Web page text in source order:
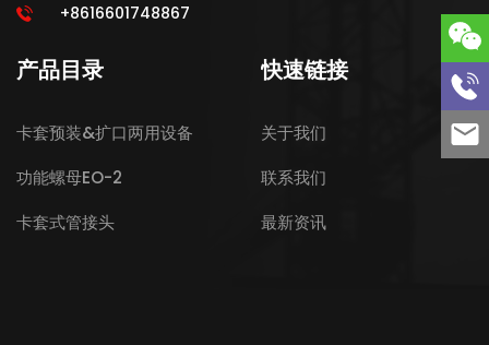
+8616601748867
产品目录
卡套预装&扩口两用设备
功能螺母EO-2
卡套式管接头
快速链接
关于我们
联系我们
最新资讯